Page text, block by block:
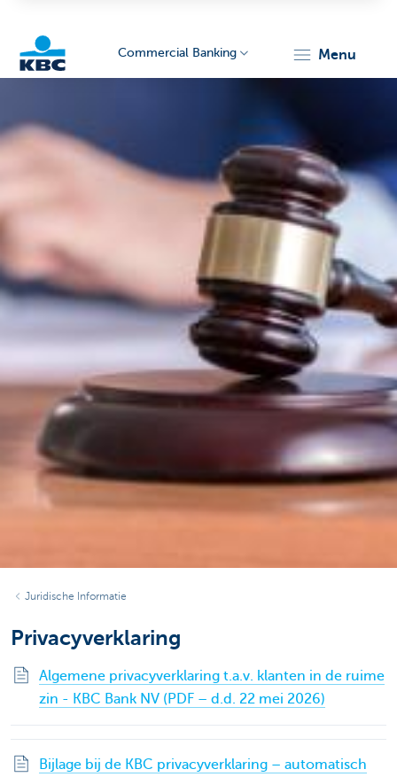
Commercial Banking menu
Juridische Informatie
Privacyverklaring
Algemene privacyverklaring t.a.v. klanten in de ruime
zin - KBC Bank NV (PDF – d.d. 22 mei 2026)
Bijlage bij de KBC privacyverklaring – automatisch